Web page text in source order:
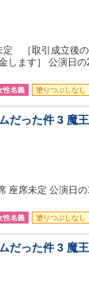
定 ［取引成立後
します］ 公演日の
性名義 塗りつぶしなし
だった件 3 魔
座席未定 公演日
性名義 塗りつぶしなし
だった件 3 魔